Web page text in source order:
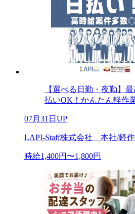
【選べる日勤・夜勤】
払いOK！かんたん軽作
07月31日UP
LAPI-Staff株式会社 本社/軽
時給1,400円〜1,800円